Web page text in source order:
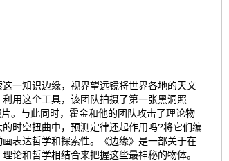
一知识边缘，视界望远镜将世界各地的天文
用这个工具，该团队拍摄了第一张黑洞照
。与此同时，霍金和他的团队攻击了理论物
时空扭曲中，预测定律还起作用吗?将它们编
表达哲学和探索性。《边缘》是一部关于在
论和哲学相结合来把握这些最神秘的物体。